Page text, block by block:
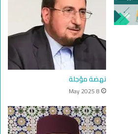
نهضة مؤجلة
8 May 2025